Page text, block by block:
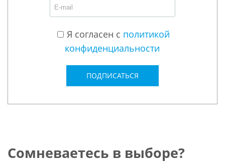
Я согласен с политикой
конфиденциальности
ПОДПИСАТЬСЯ
Сомневаетесь в выборе?